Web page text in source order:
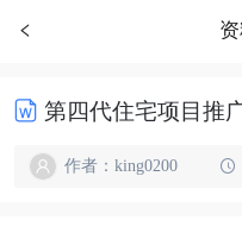
第四代住宅项目推
作者：king0200